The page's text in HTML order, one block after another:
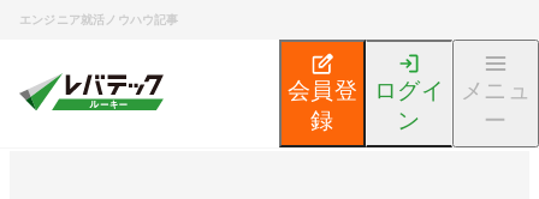
エンジニア就活ノウハウ記事
会員登
録
ログイ
ン
メニュ
ー